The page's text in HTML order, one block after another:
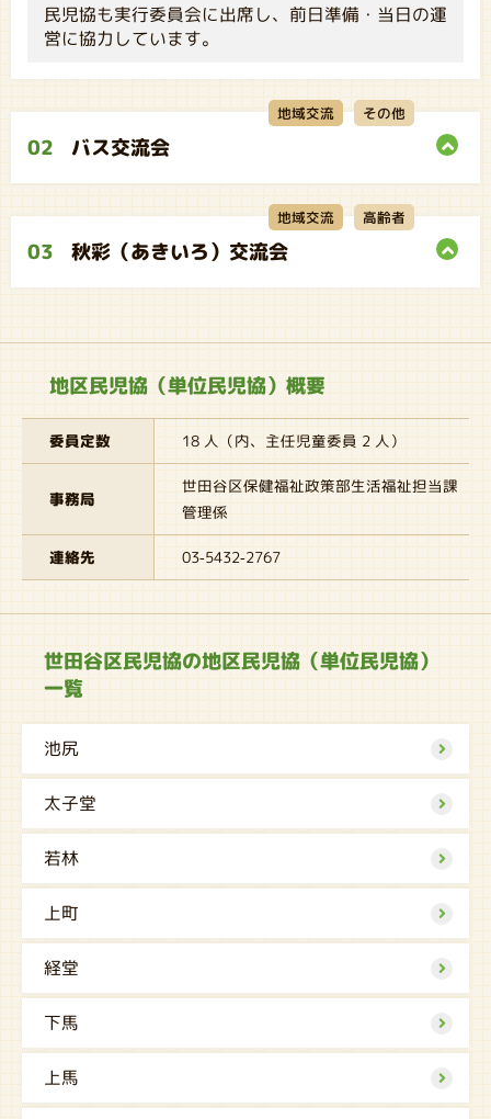
民児協も実行委員会に出席し、前日準備・当日の運
営に協力しています。
02 バス交流会
地域交流 その他
03 秋彩（あきいろ）交流会
地域交流 高齢者
地区民児協（単位民児協）概要
委員定数 18 人（内、主任児童委員 2 人）
事務局
世田谷区保健福祉政策部生活福祉担当課
管理係
連絡先 03-5432-2767
世田谷区民児協の地区民児協（単位民児協）
一覧
池尻
太子堂
若林
上町
経堂
下馬
上馬